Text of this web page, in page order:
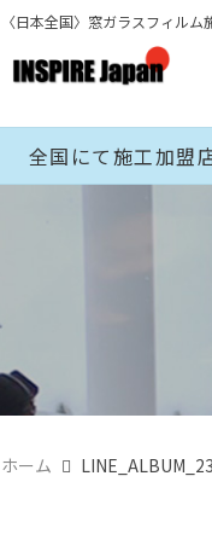
〈日本全国〉窓ガラスフィル
全国にて施工加盟
ホーム